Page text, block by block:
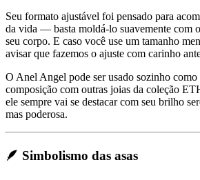
Seu formato ajustável foi pensado para
da vida — basta moldá-lo suavemente com
seu corpo. E caso você use um tamanho
avisar que fazemos o ajuste com carinho
O Anel Angel pode ser usado sozinho
composição com outras joias da coleção
ele sempre vai se destacar com seu brilho
mas poderosa.
🪶 Simbolismo das asas